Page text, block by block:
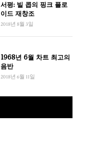
서평: 빌 콥의 핑크 플로
이드 재창조
2018년 8월 3일
1968년 6월 차트 최고의
음반
2018년 6월 11일